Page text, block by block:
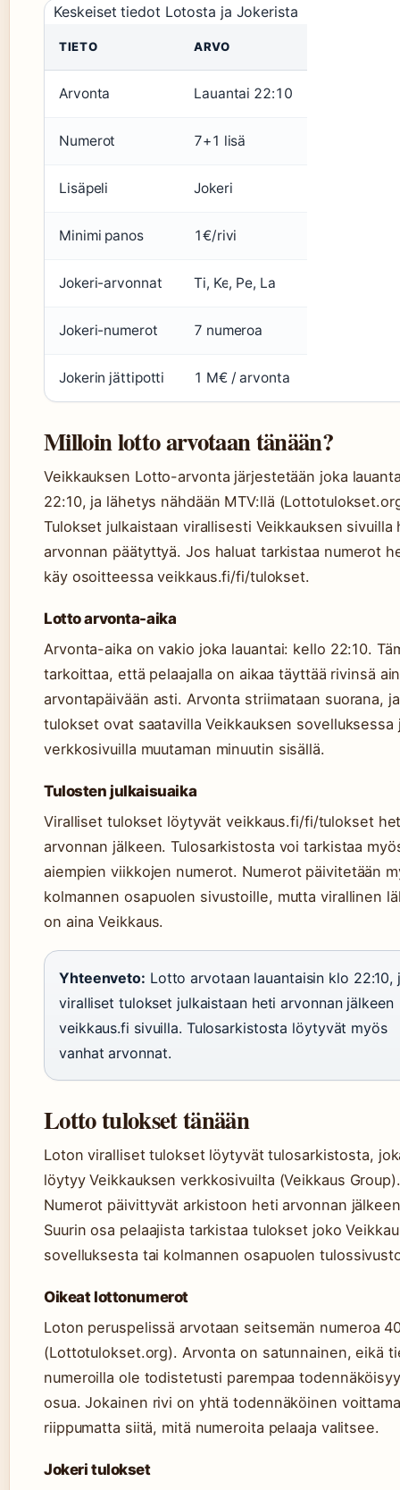
Keskeiset tiedot Lotosta ja Jokerista
TIETO ARVO
Arvonta Lauantai 22:10
Numerot 7+1 lisä
Lisäpeli Jokeri
Minimi panos 1€/rivi
Jokeri-arvonnat Ti, Ke, Pe, La
Jokeri-numerot 7 numeroa
Jokerin jättipotti 1 M€ / arvonta
Milloin lotto arvotaan tänään?
Veikkauksen Lotto-arvonta järjestetään joka
22:10, ja lähetys nähdään MTV:llä
Tulokset julkaistaan virallisesti Veikkauksen sivuilla
arvonnan päätyttyä. Jos haluat tarkistaa numerot
käy osoitteessa veikkaus.fi/fi/tulokset.
Lotto arvonta-aika
Arvonta-aika on vakio joka lauantai: kello 22:10.
tarkoittaa, että pelaajalla on aikaa täyttää rivinsä
arvontapäivään asti. Arvonta striimataan suorana, ja
tulokset ovat saatavilla Veikkauksen sovelluksessa
verkkosivuilla muutaman minuutin sisällä.
Tulosten julkaisuaika
Viralliset tulokset löytyvät veikkaus.fi/fi/tulokset
arvonnan jälkeen. Tulosarkistosta voi tarkistaa
aiempien viikkojen numerot. Numerot päivitetään
kolmannen osapuolen sivustoille, mutta virallinen
on aina Veikkaus.
Yhteenveto: Lotto arvotaan lauantaisin klo 22:10,
viralliset tulokset julkaistaan heti arvonnan jälkeen
veikkaus.fi sivuilla. Tulosarkistosta löytyvät myös
vanhat arvonnat.
Lotto tulokset tänään
Loton viralliset tulokset löytyvät tulosarkistosta,
löytyy Veikkauksen verkkosivuilta (Veikkaus Group).
Numerot päivittyvät arkistoon heti arvonnan
Suurin osa pelaajista tarkistaa tulokset joko
sovelluksesta tai kolmannen osapuolen
Oikeat lottonumerot
Loton peruspelissä arvotaan seitsemän numeroa
(Lottotulokset.org). Arvonta on satunnainen, eikä
numeroilla ole todistetusti parempaa
osua. Jokainen rivi on yhtä todennäköinen
riippumatta siitä, mitä numeroita pelaaja valitsee.
Jokeri tulokset